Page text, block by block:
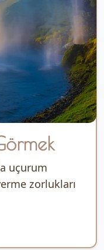
uçurum
zorlukları